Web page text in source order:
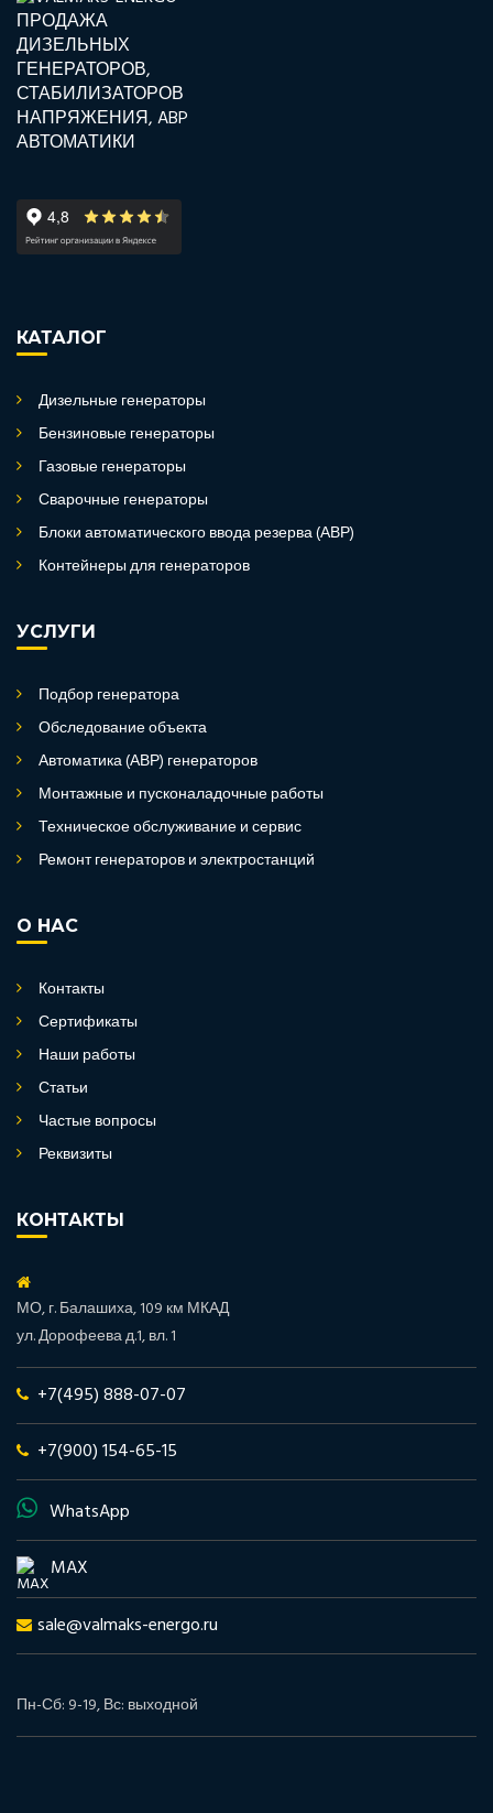
КАТАЛОГ
Дизельные генераторы
Бензиновые генераторы
Газовые генераторы
Сварочные генераторы
Блоки автоматического ввода резерва (АВР)
Контейнеры для генераторов
УСЛУГИ
Подбор генератора
Обследование объекта
Автоматика (АВР) генераторов
Монтажные и пусконаладочные работы
Техническое обслуживание и сервис
Ремонт генераторов и электростанций
О НАС
Контакты
Сертификаты
Наши работы
Статьи
Частые вопросы
Реквизиты
КОНТАКТЫ
МО, г. Балашиха, 109 км МКАД
ул. Дорофеева д.1, вл. 1
+7(495) 888-07-07
+7(900) 154-65-15
WhatsApp
MAX
sale@valmaks-energo.ru
Пн-Сб: 9-19, Вс: выходной